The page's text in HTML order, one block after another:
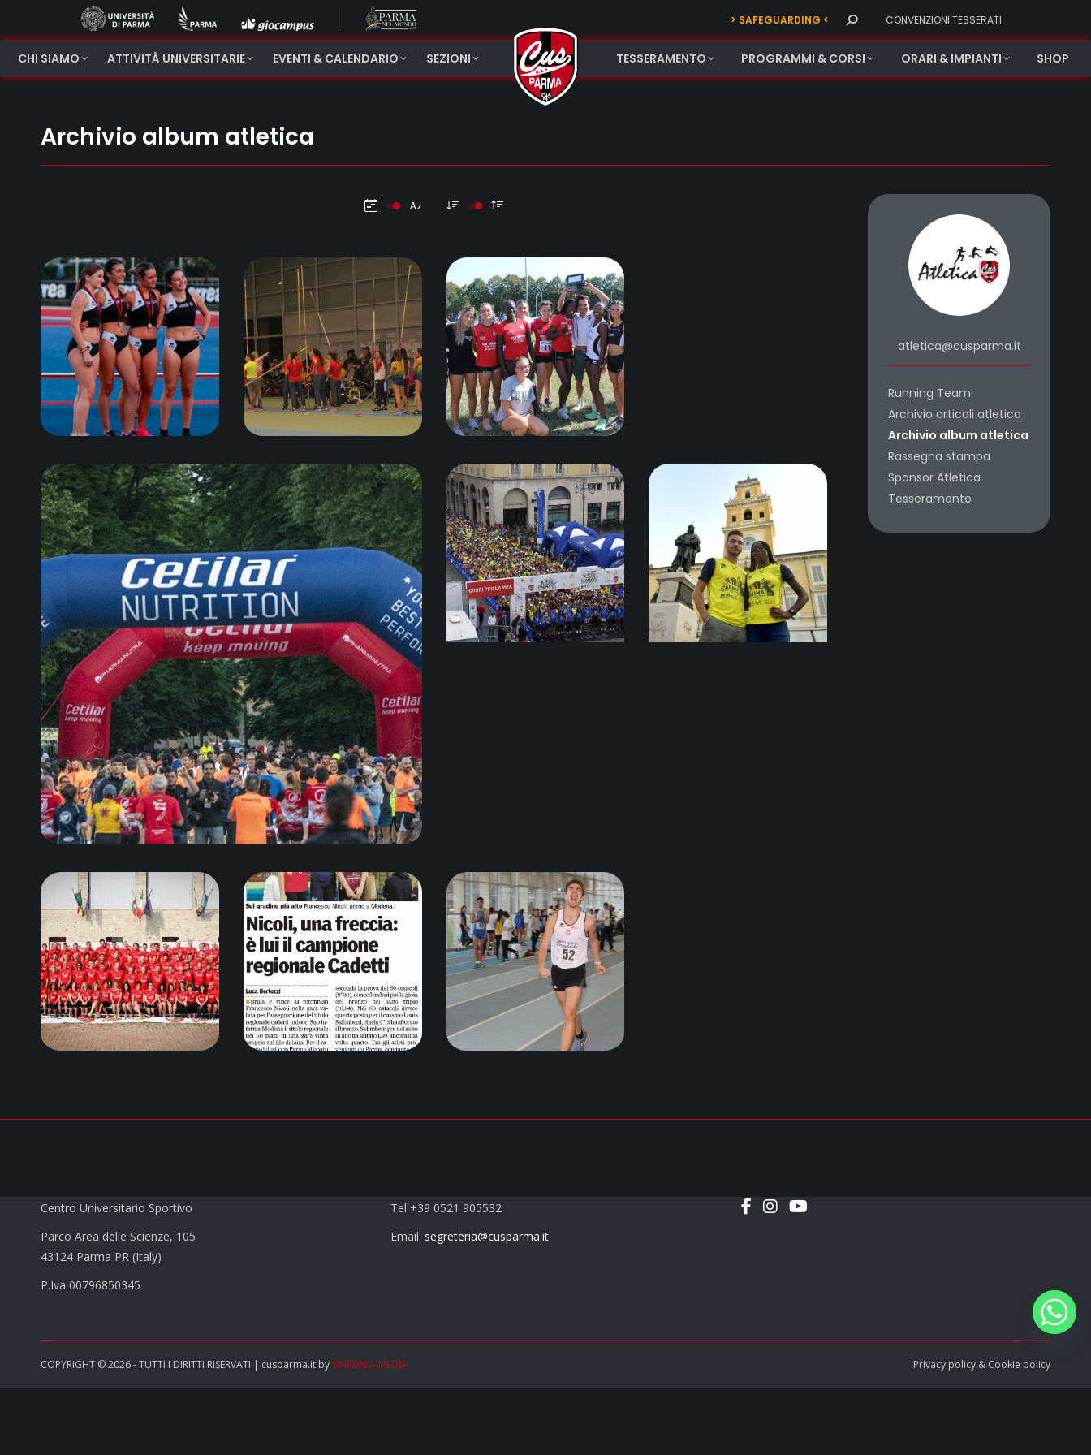
> SAFEGUARDING < Search: CONVENZIONI TESSERATI
CHI SIAMO ATTIVITÀ UNIVERSITARIE EVENTI & CALENDARIO SEZIONI TESSERAMENTO PROGRAMMI & CORSI ORARI & IMPIANTI SHOP
Archivio album atletica
Gennaio 23, 2024
Gennaio 18, 2019
Settembre 26, 2018
Maggio 15, 2023
Giugno 27, 2018
Giugno 27, 2018
Giugno 27, 2018
atletica@cusparma.it
Running Team
Archivio articoli atletica
Archivio album atletica
Rassegna stampa
Sponsor Atletica
Tesseramento
Centro Universitario Sportivo
Parco Area delle Scienze, 105
43124 Parma PR (Italy)
P.Iva 00796850345
Tel +39 0521 905532
Email: segreteria@cusparma.it
COPYRIGHT © 2026 - TUTTI I DIRITTI RISERVATI | cusparma.it by SINFONIA MEDIA Privacy policy & Cookie policy